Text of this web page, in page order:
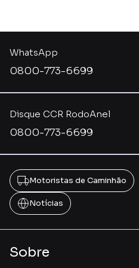
Disque CCR RodoAnel
0800-773-6699
WhatsApp
0800-773-6699
Motoristas de Caminhão
Notícias
Sobre